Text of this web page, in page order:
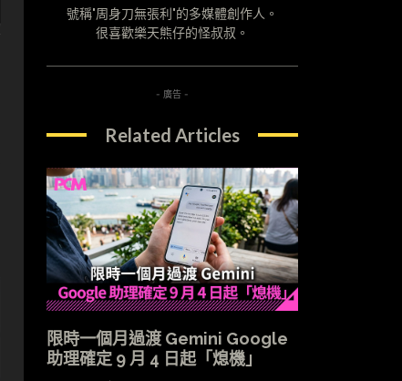
號稱"周身刀無張利"的多媒體創作人。
很喜歡樂天熊仔的怪叔叔。
- 廣告 -
Related Articles
限時一個月過渡 Gemini Google
助理確定 9 月 4 日起「熄機」